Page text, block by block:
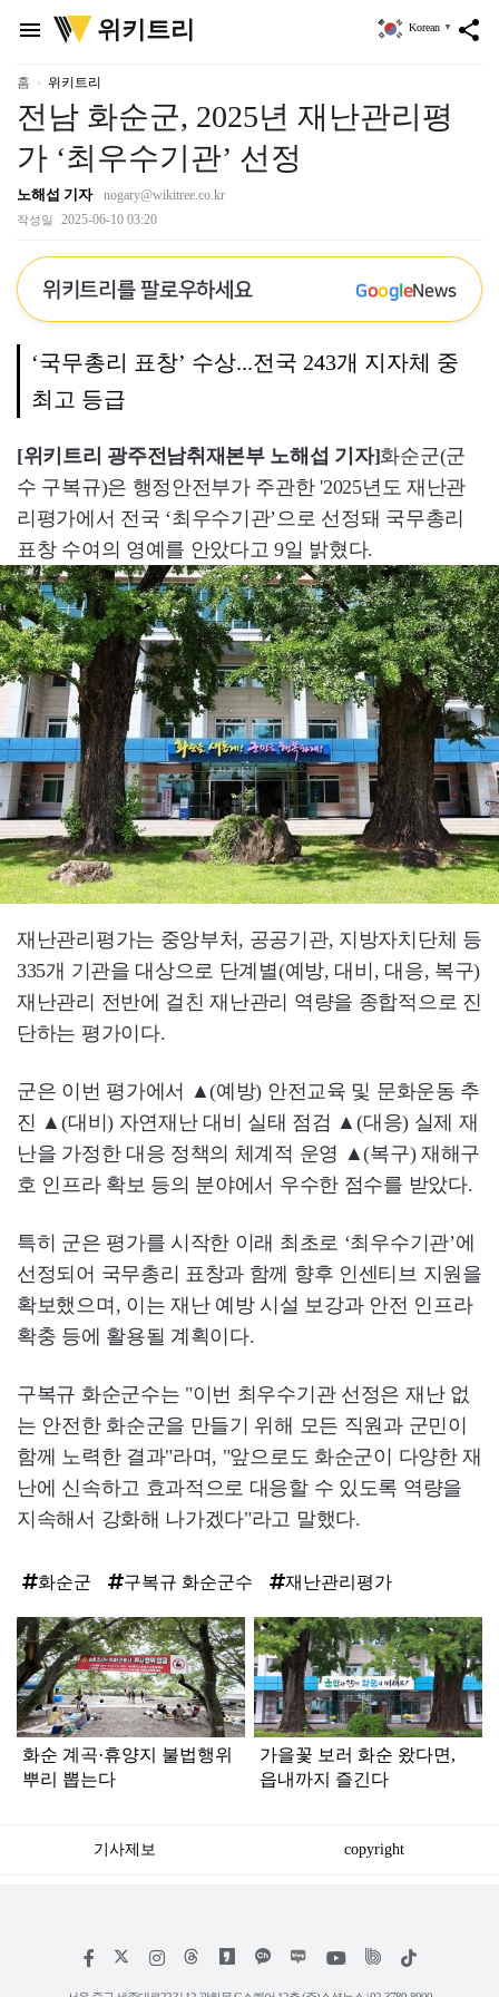
menu
위
키
리
위키트리 share
Korean ▼
홈 위키트리
전남 화순군, 2025년 재난관리평
가 ‘최우수기관’ 선정
노해섭 기자 nogary@wikitree.co.kr
작성일 2025-06-10 03:20
위키트리를 팔로우하세요 GoogleNews
‘국무총리 표창’ 수상...전국 243개 지자체 중
최고 등급
[위키트리 광주전남취재본부 노해섭 기자]화순군(군
수 구복규)은 행정안전부가 주관한 '2025년도 재난관
리평가에서 전국 ‘최우수기관’으로 선정돼 국무총리
표창 수여의 영예를 안았다고 9일 밝혔다.
재난관리평가는 중앙부처, 공공기관, 지방자치단체 등
335개 기관을 대상으로 단계별(예방, 대비, 대응, 복구)
재난관리 전반에 걸친 재난관리 역량을 종합적으로 진
단하는 평가이다.
군은 이번 평가에서 ▲(예방) 안전교육 및 문화운동 추
진 ▲(대비) 자연재난 대비 실태 점검 ▲(대응) 실제 재
난을 가정한 대응 정책의 체계적 운영 ▲(복구) 재해구
호 인프라 확보 등의 분야에서 우수한 점수를 받았다.
특히 군은 평가를 시작한 이래 최초로 ‘최우수기관’에
선정되어 국무총리 표창과 함께 향후 인센티브 지원을
확보했으며, 이는 재난 예방 시설 보강과 안전 인프라
확충 등에 활용될 계획이다.
구복규 화순군수는 "이번 최우수기관 선정은 재난 없
는 안전한 화순군을 만들기 위해 모든 직원과 군민이
함께 노력한 결과"라며, "앞으로도 화순군이 다양한 재
난에 신속하고 효과적으로 대응할 수 있도록 역량을
지속해서 강화해 나가겠다"라고 말했다.
화순군 구복규 화순군수 재난관리평가
탑
라
인
화순 계곡·휴양지 불법행위
뿌리 뽑는다
가을꽃 보러 화순 왔다면,
읍내까지 즐긴다
기사제보 copyright
페
스
인
타
위
트
틱